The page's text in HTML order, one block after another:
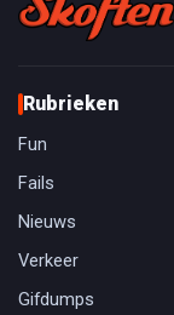
Rubrieken
Fun
Fails
Nieuws
Verkeer
Gifdumps